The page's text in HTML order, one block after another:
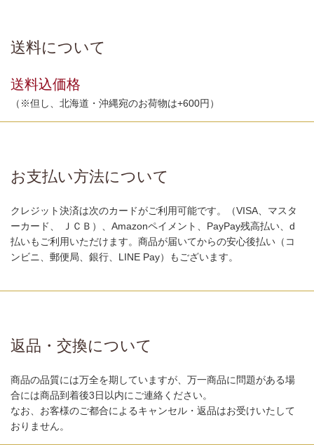
送料について
送料込価格
（※但し、北海道・沖縄宛のお荷物は+600円）
お支払い方法について
クレジット決済は次のカードがご利用可能です。（VISA、マスタ
ーカード、 ＪＣＢ）、Amazonペイメント、PayPay残高払い、d
払いもご利用いただけます。商品が届いてからの安心後払い（コ
ンビニ、郵便局、銀行、LINE Pay）もございます。
返品・交換について
商品の品質には万全を期していますが、万一商品に問題がある場
合には商品到着後3日以内にご連絡ください。
なお、お客様のご都合によるキャンセル・返品はお受けいたして
おりません。